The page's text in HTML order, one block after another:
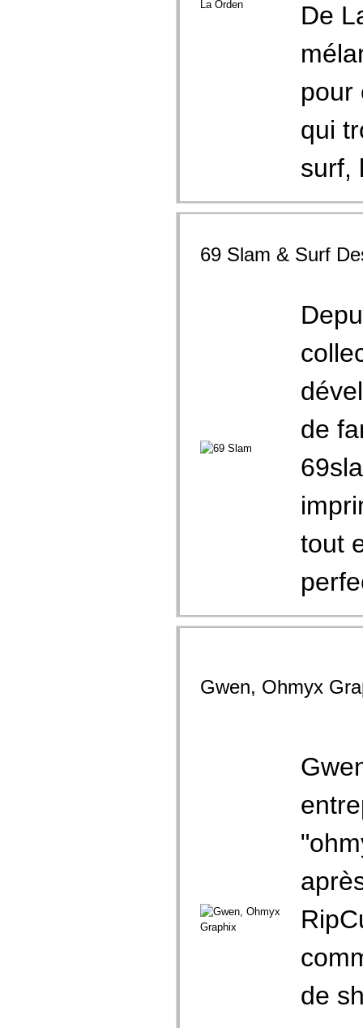
De
pour
qui
surf,
69 Slam & Surf
de
tout
Gwen, Ohmyx
de